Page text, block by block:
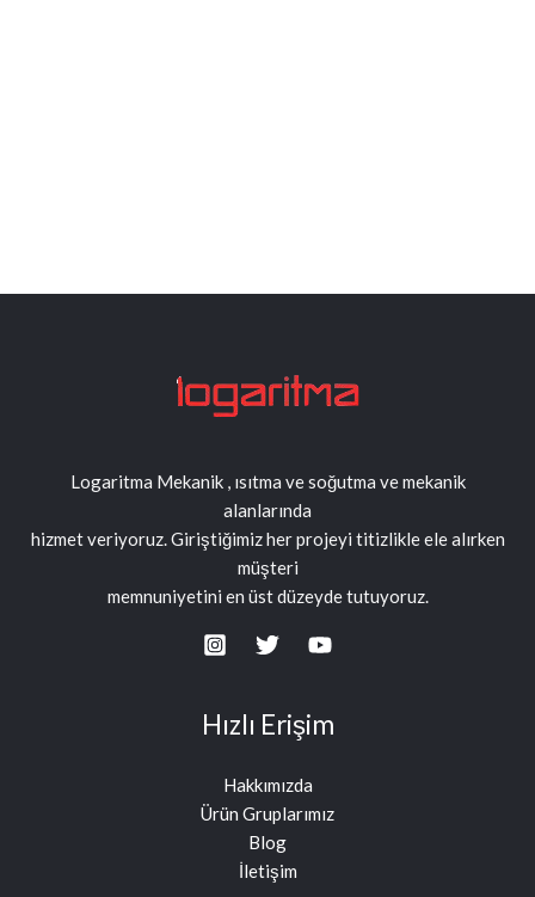
Logaritma Mekanik , ısıtma ve soğutma ve mekanik
alanlarında
hizmet veriyoruz. Giriştiğimiz her projeyi titizlikle ele alırken
müşteri
memnuniyetini en üst düzeyde tutuyoruz.
Hızlı Erişim
Hakkımızda
Ürün Gruplarımız
Blog
İletişim